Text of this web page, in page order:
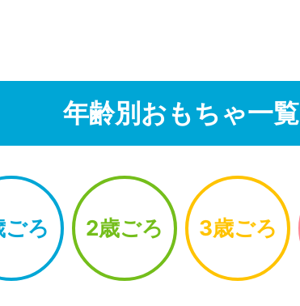
もちゃ診断
ンドブック
育児メディア
年齢別おもちゃ一覧
ごろ 2歳ごろ 3歳ごろ